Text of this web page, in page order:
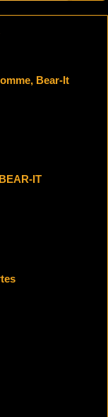
Bear-It
IT